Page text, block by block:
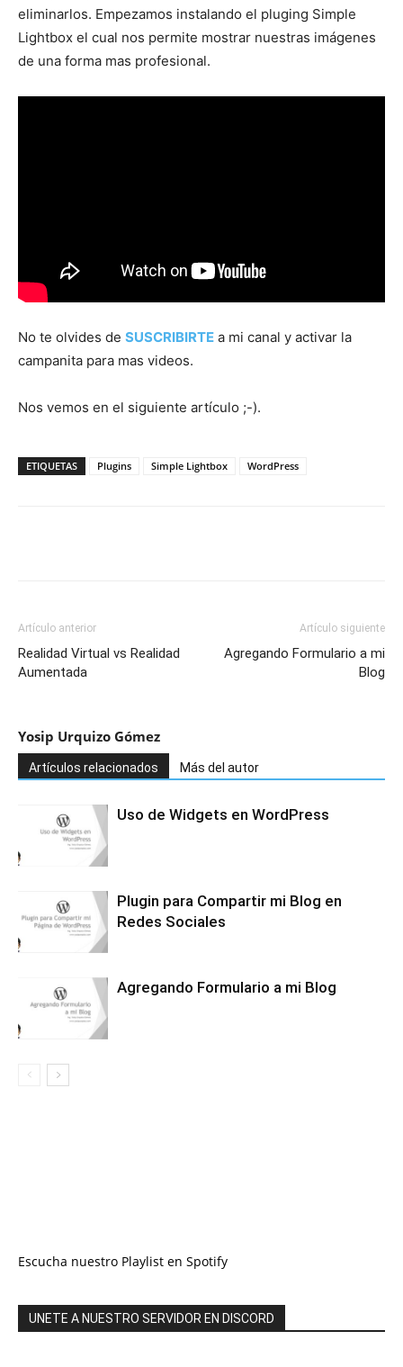
eliminarlos. Empezamos instalando el pluging Simple
Lightbox el cual nos permite mostrar nuestras imágenes
de una forma mas profesional.
No te olvides de SUSCRIBIRTE a mi canal y activar la
campanita para mas videos.
Nos vemos en el siguiente artículo ;-).
ETIQUETAS Plugins Simple Lightbox WordPress
Artículo anterior
Realidad Virtual vs Realidad
Aumentada
Artículo siguiente
Agregando Formulario a mi
Blog
Yosip Urquizo Gómez
Artículos relacionados Más del autor
Uso de Widgets en WordPress
Plugin para Compartir mi Blog en
Redes Sociales
Agregando Formulario a mi Blog
Escucha nuestro Playlist en Spotify
UNETE A NUESTRO SERVIDOR EN DISCORD